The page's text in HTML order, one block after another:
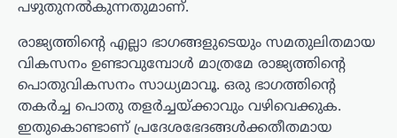
പഴുതുനല്‍കുന്നതുമാണ്.
രാജ്യത്തിന്റെ എല്ലാ ഭാഗങ്ങളുടെയും സമതുലിതമായ
വികസനം ഉണ്ടാവുമ്പോള്‍ മാത്രമേ രാജ്യത്തിന്റെ
പൊതുവികസനം സാധ്യമാവൂ. ഒരു ഭാഗത്തിന്റെ
തകര്‍ച്ച പൊതു തളര്‍ച്ചയ്ക്കാവും വഴിവെക്കുക.
ഇതുകൊണ്ടാണ് പ്രദേശഭേദങ്ങള്‍ക്കതീതമായ